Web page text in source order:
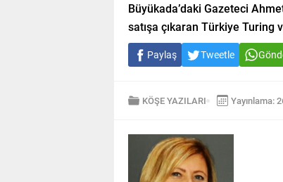
Büyükada’daki Gazeteci
satışa çıkaran Türkiye Turing
Paylaş Tweetle
KÖŞE YAZILARI Yayınlama: